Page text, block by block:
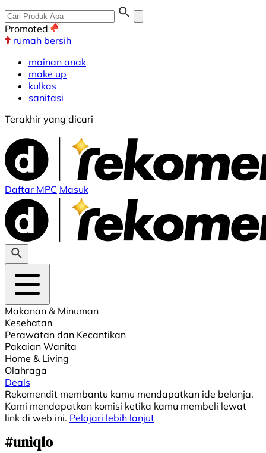
Promoted
rumah bersih
mainan anak
make up
kulkas
sanitasi
Terakhir yang dicari
Daftar MPC Masuk
Makanan & Minuman
Kesehatan
Perawatan dan Kecantikan
Pakaian Wanita
Home & Living
Olahraga
Deals
Rekomendit membantu kamu mendapatkan ide belanja.
Kami mendapatkan komisi ketika kamu membeli lewat
link di web ini. Pelajari lebih lanjut
#uniqlo